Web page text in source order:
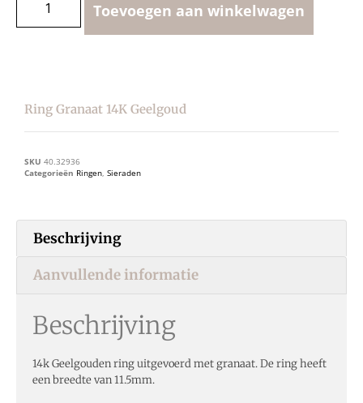
Toevoegen aan winkelwagen
Ring Granaat 14K Geelgoud
SKU 40.32936
Categorieën Ringen, Sieraden
Beschrijving
Aanvullende informatie
Beschrijving
14k Geelgouden ring uitgevoerd met granaat. De ring heeft
een breedte van 11.5mm.